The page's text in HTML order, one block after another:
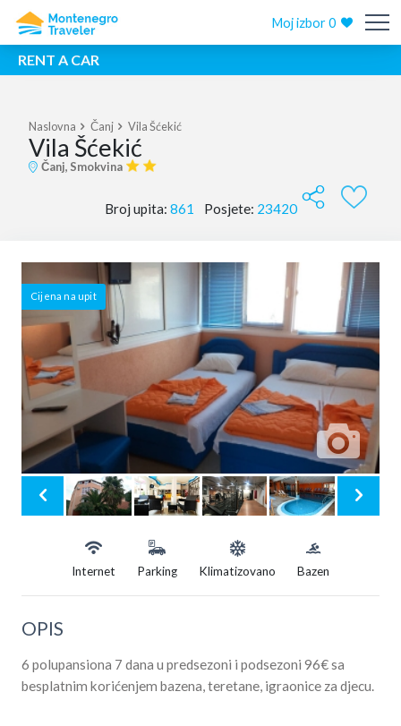
Moj izbor0
RENT A CAR
Naslovna Čanj Vila Šćekić
Vila Šćekić
Čanj, Smokvina
Broj upita: 861 Posjete: 23420
Cijena na upit
Internet Parking Klimatizovano Bazen
OPIS
6 polupansiona 7 dana u predsezoni i podsezoni 96€ sa
besplatnim korićenjem bazena, teretane, igraonice za djecu.